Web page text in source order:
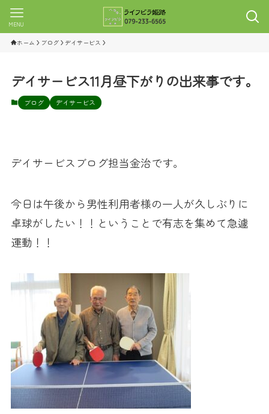
MENU
ホーム ブログ デイサービス
デイサービス11月昼下がりの出来事です。
ブログ デイサービス
デイサービスブログ担当金治です。
今日は午後から男性利用者様の一人が久しぶりに
卓球がしたい！！ということで有志を集めて急遽
運動！！